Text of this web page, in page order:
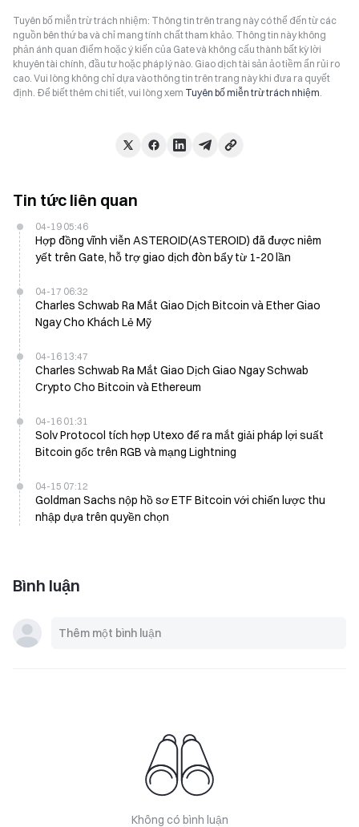
Tuyên bố miễn trừ trách nhiệm: Thông tin trên trang này có thể đến từ các
nguồn bên thứ ba và chỉ mang tính chất tham khảo. Thông tin này không
phản ánh quan điểm hoặc ý kiến của Gate và không cấu thành bất kỳ lời
khuyên tài chính, đầu tư hoặc pháp lý nào. Giao dịch tài sản ảo tiềm ẩn rủi ro
cao. Vui lòng không chỉ dựa vào thông tin trên trang này khi đưa ra quyết
định. Để biết thêm chi tiết, vui lòng xem Tuyên bố miễn trừ trách nhiệm.
Tin tức liên quan
04-19 05:46
Hợp đồng vĩnh viễn ASTEROID(ASTEROID) đã được niêm
yết trên Gate, hỗ trợ giao dịch đòn bẩy từ 1-20 lần
04-17 06:32
Charles Schwab Ra Mắt Giao Dịch Bitcoin và Ether Giao
Ngay Cho Khách Lẻ Mỹ
04-16 13:47
Charles Schwab Ra Mắt Giao Dịch Giao Ngay Schwab
Crypto Cho Bitcoin và Ethereum
04-16 01:31
Solv Protocol tích hợp Utexo để ra mắt giải pháp lợi suất
Bitcoin gốc trên RGB và mạng Lightning
04-15 07:12
Goldman Sachs nộp hồ sơ ETF Bitcoin với chiến lược thu
nhập dựa trên quyền chọn
Bình luận
Không có bình luận